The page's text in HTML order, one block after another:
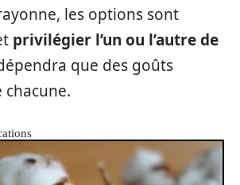
les options sont
privilégier l’un ou l’autre de
que des goûts
chacune.